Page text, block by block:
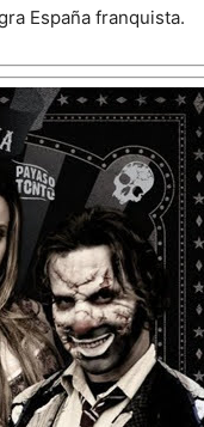
España franquista.